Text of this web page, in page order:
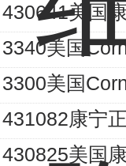
430641美国
3340美国
3300美国
431082康宁
430825美国